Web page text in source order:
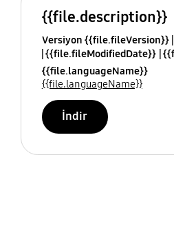
{{file.description}}
Versiyon {{file.fileVersion}}
{{file.fileModifiedDate}}
{{file.languageName}}
{{file.languageName}}
İndir